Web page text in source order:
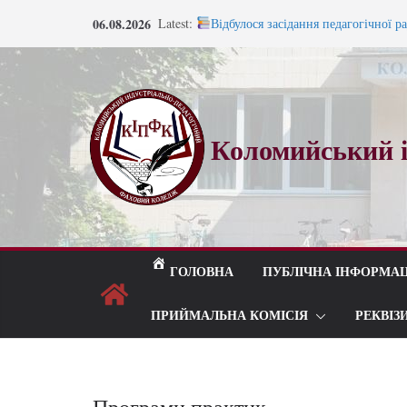
вмісту
06.08.2026 Latest:
Відбулося засідання педагогічної
Запрошуємо на навчання!
ВСТУП 2026
Під шелест лип і мелодію
Коломийський
ГОЛОВНА ПУБЛІЧНА
ПРИЙМАЛЬНА КОМІСІЯ